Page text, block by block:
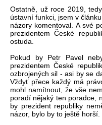
Ostatně, už roce 2019,
ústavní funkci, jsem v
názory komentoval. A své
prezidentem České
ostuda.
Pokud by Petr Pavel
prezidentem České
ozbrojených sil - asi by se
Vždyť přece každý má
mohl namítnout, že vše
poradí nějaký ten poradce,
by prezident republiky
názor, bylo by to ještě horší.